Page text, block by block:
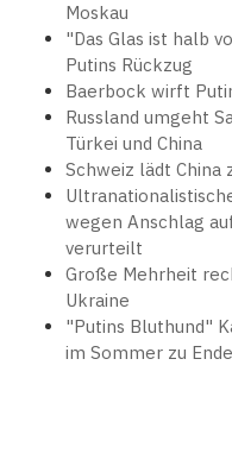
Moskau
"Das Glas ist halb
Putins Rückzug
Baerbock wirft
Russland umgeht
Türkei und China
Schweiz lädt China
wegen Anschlag
verurteilt
Große Mehrheit
Ukraine
"Putins Bluthund"
im Sommer zu Ende